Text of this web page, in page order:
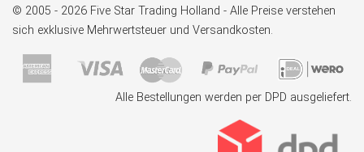
© 2005 - 2026 Five Star Trading Holland - Alle Preise verstehen
sich exklusive Mehrwertsteuer und Versandkosten.
Alle Bestellungen werden per DPD ausgeliefert.